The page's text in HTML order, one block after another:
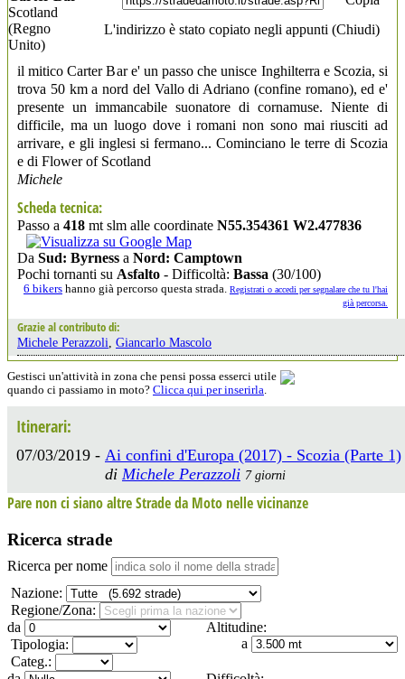
L'indirizzo è stato copiato negli appunti (Chiudi)
Scotland
(Regno
Unito)
il mitico Carter Bar e' un passo che unisce Inghilterra e Scozia, si
trova 50 km a nord del Vallo di Adriano (confine romano), ed e'
presente un immancabile suonatore di cornamuse. Niente di
difficile, ma un luogo dove i romani non sono mai riusciti ad
arrivare, e gli inglesi si fermano... Cominciano le terre di Scozia
e di Flower of Scotland
Michele
Scheda tecnica:
Passo a 418 mt slm alle coordinate N55.354361 W2.477836
Da Sud: Byrness a Nord: Camptown
Pochi tornanti su Asfalto - Difficoltà: Bassa (30/100)
6 bikers hanno già percorso questa strada. Registrati o accedi per segnalare che tu l'hai
già percorsa.
Grazie al contributo di:
Michele Perazzoli Giancarlo Mascolo
Gestisci un'attività in zona che pensi possa esserci utile
quando ci passiamo in moto? Clicca qui per inserirla.
Itinerari:
07/03/2019 - Ai confini d'Europa (2017) - Scozia (Parte 1)
di Michele Perazzoli 7 giorni
Pare non ci siano altre Strade da Moto nelle vicinanze
Ricerca strade
Ricerca per nome
Nazione:
Regione/Zona:
Altitudine:
da
a
Tipologia:
Categ.: